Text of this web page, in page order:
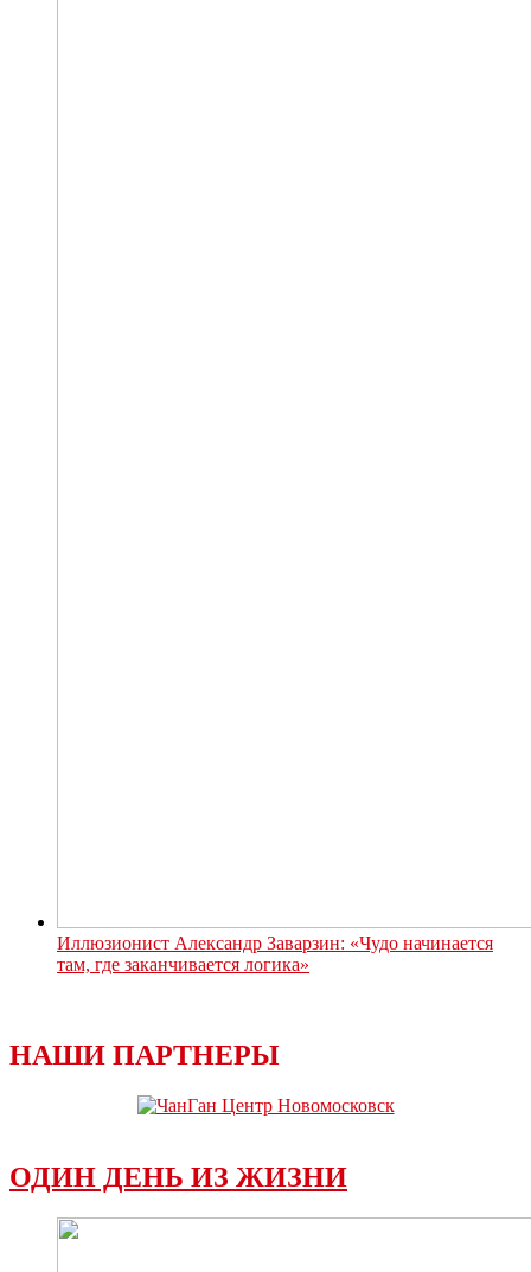
Иллюзионист Александр Заварзин: «Чудо начинается
там, где заканчивается логика»
НАШИ ПАРТНЕРЫ
ОДИН ДЕНЬ ИЗ ЖИЗНИ